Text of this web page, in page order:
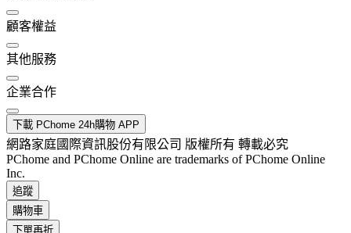
顧客權益
其他服務
企業合作
下載 PChome 24h購物 APP
網路家庭國際資訊股份有限公司 版權所有 轉載必究
PChome and PChome Online are trademarks of PChome Online
Inc.
追蹤
購物車
下單再折